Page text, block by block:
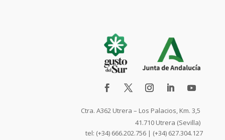
Ctra. A362 Utrera – Los Palacios, Km. 3,5
41.710 Utrera (Sevilla)
tel: (+34) 666.202.756 | (+34) 627.304.127